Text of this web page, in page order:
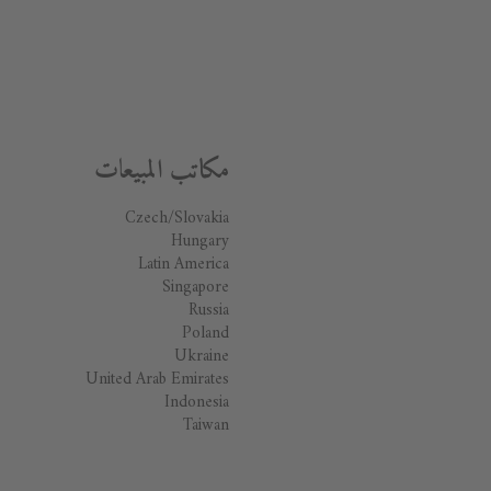
مكاتب المبيعات
Czech/Slovakia
Hungary
Latin America
Singapore
Russia
Poland
Ukraine
United Arab Emirates
Indonesia
Taiwan